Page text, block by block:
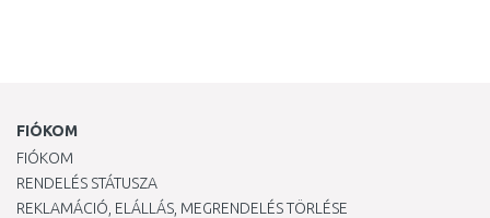
FIÓKOM
FIÓKOM
RENDELÉS STÁTUSZA
REKLAMÁCIÓ, ELÁLLÁS, MEGRENDELÉS TÖRLÉSE